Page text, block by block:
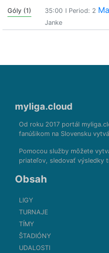
Góly (1) 35:00 I Period: 2
Janke
myliga.cloud
Od roku 2017 portál
fanúšikom na Slovensku
Pomocou služby môžete
priateľov, sledovať výsledky
Obsah
LIGY
TURNAJE
TÍMY
ŠTADIÓNY
UDALOSTI